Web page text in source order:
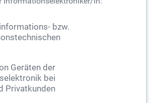
bzw.
Geräten der
bei
Privatkunden